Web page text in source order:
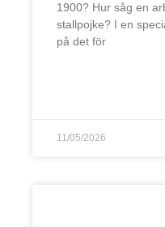
1900? Hur såg en
stallpojke? I en
på det för
11/05/2026